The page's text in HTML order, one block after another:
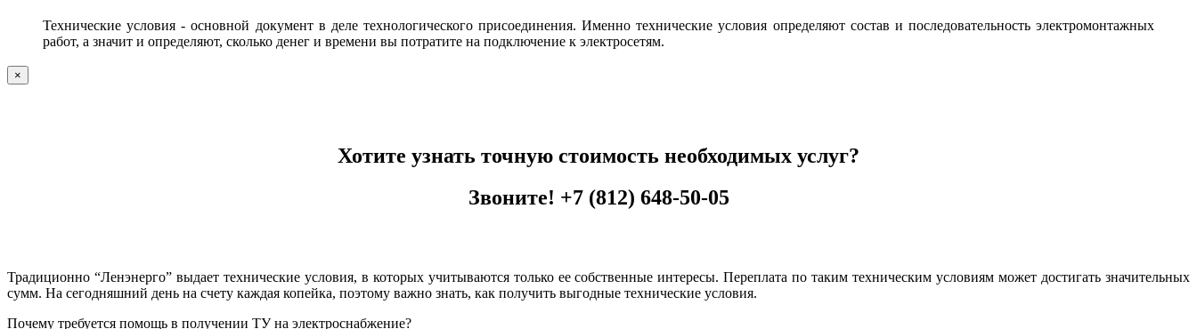
Технические условия - основной документ в деле технологического присоединения. Именно технические условия определяют состав и последовательность электромонтажных
работ, а значит и определяют, сколько денег и времени вы потратите на подключение к электросетям.
×
Хотите узнать точную стоимость необходимых услуг?
Звоните! +7 (812) 648-50-05
Традиционно “Ленэнерго” выдает технические условия, в которых учитываются только ее собственные интересы. Переплата по таким техническим условиям может достигать значительных
сумм. На сегодняшний день на счету каждая копейка, поэтому важно знать, как получить выгодные технические условия.
Почему требуется помощь в получении ТУ на электроснабжение?